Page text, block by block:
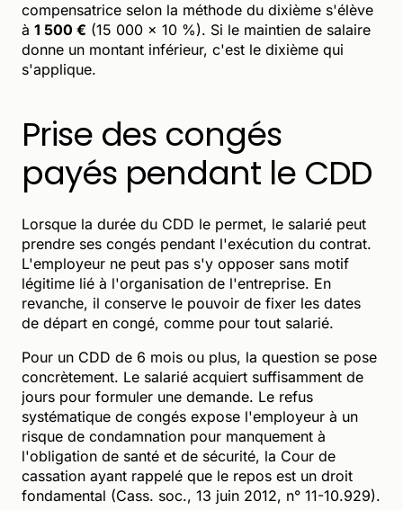
compensatrice selon la méthode du dixième s'élève
à 1 500 € (15 000 × 10 %). Si le maintien de salaire
donne un montant inférieur, c'est le dixième qui
s'applique.
Prise des congés
payés pendant le CDD
Lorsque la durée du CDD le permet, le salarié peut
prendre ses congés pendant l'exécution du contrat.
L'employeur ne peut pas s'y opposer sans motif
légitime lié à l'organisation de l'entreprise. En
revanche, il conserve le pouvoir de fixer les dates
de départ en congé, comme pour tout salarié.
Pour un CDD de 6 mois ou plus, la question se pose
concrètement. Le salarié acquiert suffisamment de
jours pour formuler une demande. Le refus
systématique de congés expose l'employeur à un
risque de condamnation pour manquement à
l'obligation de santé et de sécurité, la Cour de
cassation ayant rappelé que le repos est un droit
fondamental (Cass. soc., 13 juin 2012, n° 11-10.929).